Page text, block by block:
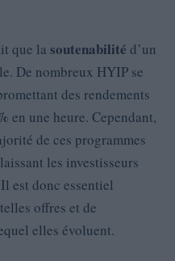
que la soutenabilité d’un
De nombreux HYIP se
des rendements
en une heure. Cependant,
de ces programmes
les investisseurs
est donc essentiel
offres et de
elles évoluent.